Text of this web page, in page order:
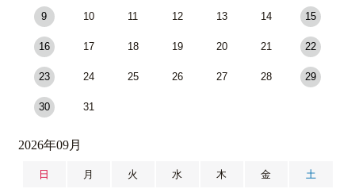
9 10 11 12 13 14 15
16 17 18 19 20 21 22
23 24 25 26 27 28 29
30 31
2026年09月
日 月 火 水 木 金 土